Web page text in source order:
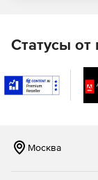
Облачная
Полная
Google Cloud
Статусы от
Москва